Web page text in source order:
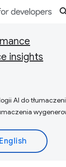
insights
AI do